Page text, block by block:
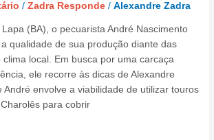
/Zadra Responde /Alexandre Zadra
(BA), o pecuarista André Nascimento
qualidade de sua produção diante das
clima local. Em busca por uma carcaça
ele recorre às dicas de Alexandre
André envolve a viabilidade de utilizar touros
para cobrir